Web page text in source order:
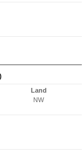
Land
NW